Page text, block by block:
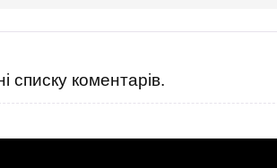
списку коментарів.